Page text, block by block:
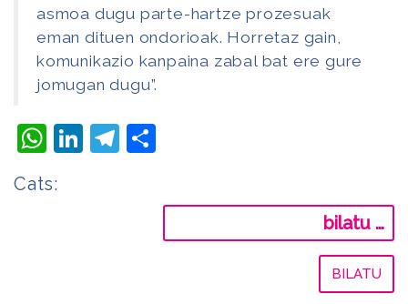
asmoa dugu parte-hartze prozesuak
eman dituen ondorioak. Horretaz gain,
komunikazio kanpaina zabal bat ere gure
jomugan dugu”.
WhatsApp
LinkedIn
Telegram
Cats: